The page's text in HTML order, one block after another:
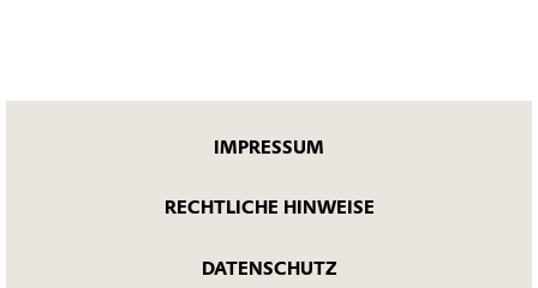
IMPRESSUM
RECHTLICHE HINWEISE
DATENSCHUTZ